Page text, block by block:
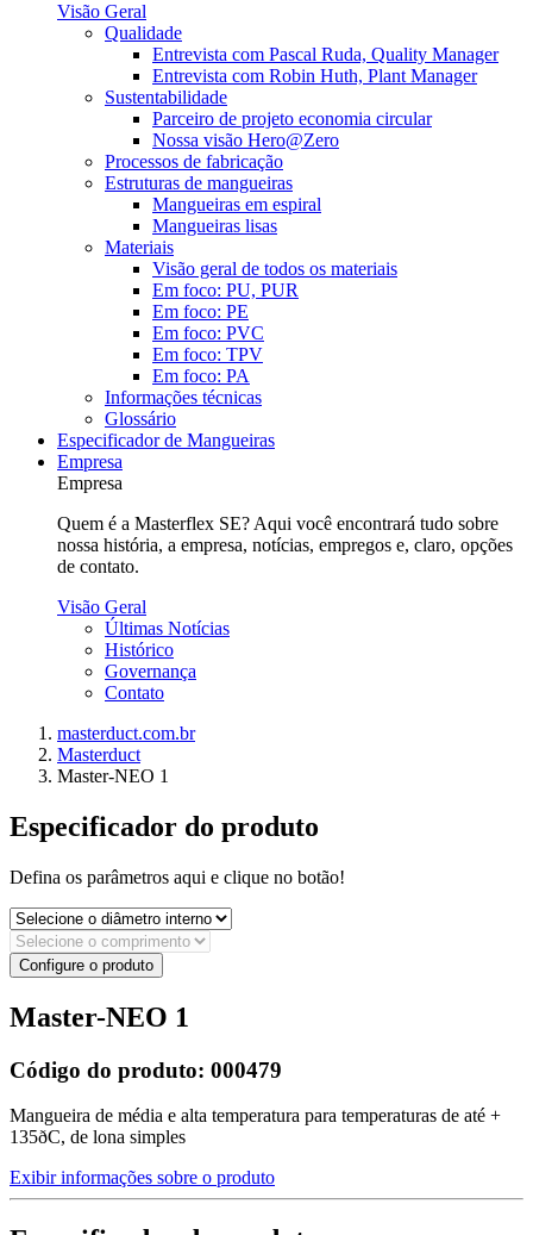
Visão Geral
Qualidade
Entrevista com Pascal Ruda, Quality Manager
Entrevista com Robin Huth, Plant Manager
Sustentabilidade
Parceiro de projeto economia circular
Nossa visão Hero@Zero
Processos de fabricação
Estruturas de mangueiras
Mangueiras em espiral
Mangueiras lisas
Materiais
Visão geral de todos os materiais
Em foco: PU, PUR
Em foco: PE
Em foco: PVC
Em foco: TPV
Em foco: PA
Informações técnicas
Glossário
Especificador de Mangueiras
Empresa
Empresa
Quem é a Masterflex SE? Aqui você encontrará tudo sobre
nossa história, a empresa, notícias, empregos e, claro, opções
de contato.
Visão Geral
Últimas Notícias
Histórico
Governança
Contato
masterduct.com.br
Masterduct
Master-NEO 1
Especificador do produto
Defina os parâmetros aqui e clique no botão!
Configure o produto
Master-NEO 1
Código do produto: 000479
Mangueira de média e alta temperatura para temperaturas de até +
135ðC, de lona simples
Exibir informações sobre o produto